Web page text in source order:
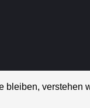
bleiben, verstehen